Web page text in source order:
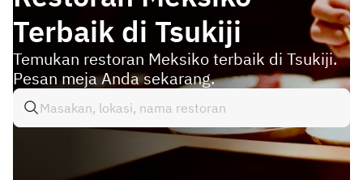
Terbaik di Tsukiji
Temukan restoran Meksiko terbaik di Tsukiji.
Pesan meja Anda sekarang.